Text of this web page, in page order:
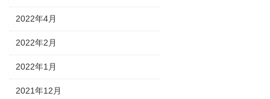
2022年4月
2022年2月
2022年1月
2021年12月